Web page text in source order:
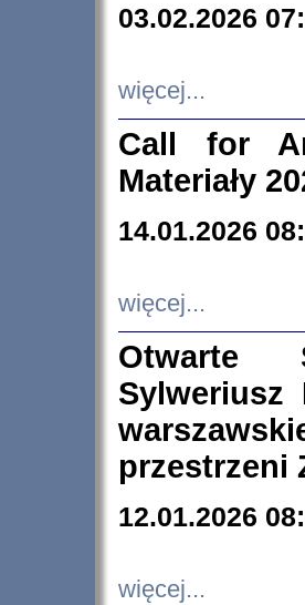
03.02.2026
więcej...
Call for
Materiały
14.01.2026
więcej...
Otwarte
Sylweriusz
przestrzeni
12.01.2026
więcej...